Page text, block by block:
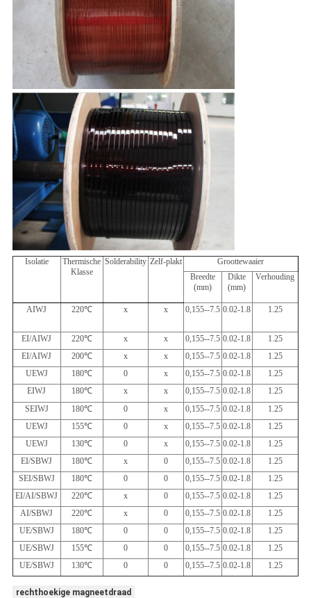
Isolatie
Thermische
Klasse
Solderability Zelf-plakt
Groottewaaier
Breedte
(mm)
Dikte
(mm)
Verhouding
AIWJ 220℃ x x 0,155--7.5 0.02-1.8 1.25
EI/AIWJ 220℃ x x 0,155--7.5 0.02-1.8
1.25
EI/AIWJ
200℃ x x 0,155--7.5 0.02-1.8
1.25
UEWJ
180℃ 0 x 0,155--7.5 0.02-1.8
1.25
EIWJ
180℃ x x 0,155--7.5 0.02-1.8
1.25
SEIWJ
180℃ 0 x 0,155--7.5 0.02-1.8
1.25
UEWJ
155℃ 0 x 0,155--7.5 0.02-1.8
1.25
UEWJ
130℃ 0 x 0,155--7.5 0.02-1.8
1.25
EI/SBWJ
180℃ x 0 0,155--7.5 0.02-1.8
1.25
SEI/SBWJ
180℃ 0 0 0,155--7.5 0.02-1.8
1.25
EI/AI/SBWJ
220℃ x 0 0,155--7.5 0.02-1.8
1.25
AI/SBWJ
220℃ x 0 0,155--7.5 0.02-1.8
1.25
UE/SBWJ
180℃ 0 0 0,155--7.5 0.02-1.8
1.25
UE/SBWJ
155℃ 0 0 0,155--7.5 0.02-1.8
1.25
UE/SBWJ
130℃ 0 0 0,155--7.5 0.02-1.8 1.25
rechthoekige magneetdraad